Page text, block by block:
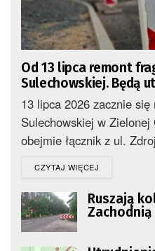
Od 13 lipca remont
Sulechowskiej. Będą
13 lipca 2026 zacznie
Sulechowskiej w
obejmie łącznik z ul.
CZYTAJ WIĘCEJ
Ruszają